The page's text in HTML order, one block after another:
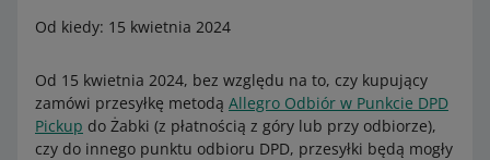
Od kiedy: 15 kwietnia 2024
Od 15 kwietnia 2024, bez względu na to, czy kupujący
zamówi przesyłkę metodą Allegro Odbiór w Punkcie DPD
Pickup do Żabki (z płatnością z góry lub przy odbiorze),
czy do innego punktu odbioru DPD, przesyłki będą mogły